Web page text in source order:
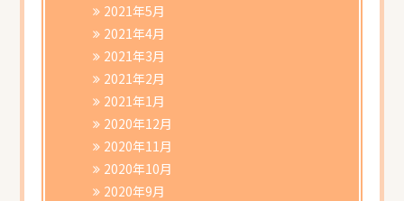
2021年5月
2021年4月
2021年3月
2021年2月
2021年1月
2020年12月
2020年11月
2020年10月
2020年9月